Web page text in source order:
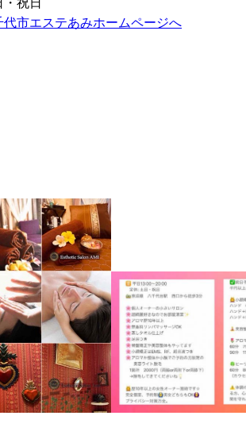
・祝日
代市エステあみホームページへ